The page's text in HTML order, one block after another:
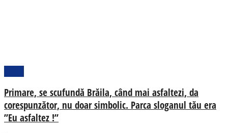
Primare, se scufundă Brăila, când mai asfaltezi, da
corespunzător, nu doar simbolic. Parca sloganul tău era
”Eu asfaltez !”